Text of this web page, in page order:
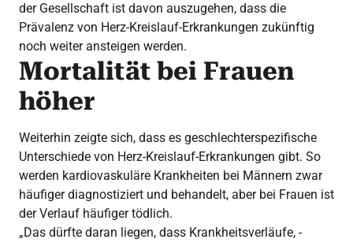
der Gesellschaft ist davon auszugehen, dass die
Prävalenz von Herz-Kreislauf-Erkrankungen zukünftig
noch weiter ansteigen werden.
Mortalität bei Frauen
höher
Weiterhin zeigte sich, dass es geschlechterspezifische
Unterschiede von Herz-Kreislauf-Erkrankungen gibt. So
werden kardiovaskuläre Krankheiten bei Männern zwar
häufiger diagnostiziert und behandelt, aber bei Frauen ist
der Verlauf häufiger tödlich.
„Das dürfte daran liegen, dass Krankheitsverläufe, -